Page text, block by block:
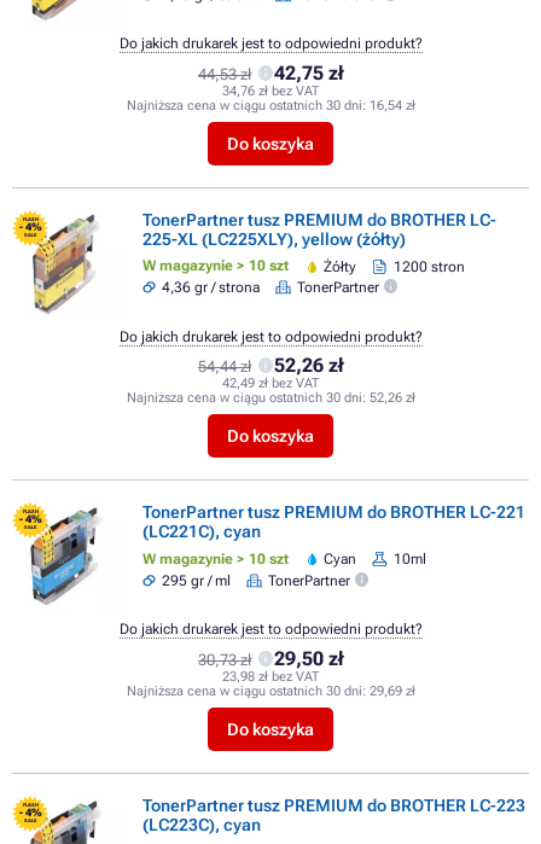
44,53 zł 42,75 zł
34,76 zł bez VAT
Najniższa cena w ciągu ostatnich 30 dni: 16,54 zł
Do koszyka
Do jakich drukarek jest to odpowiedni produkt?
FLASH
- 4%
SALE
TonerPartner tusz PREMIUM do BROTHER LC-
225-XL (LC225XLY), yellow (żółty)
W magazynie > 10 szt Żółty
1200 stron
4,36 gr / strona
TonerPartner
54,44 zł 52,26 zł
42,49 zł bez VAT
Najniższa cena w ciągu ostatnich 30 dni: 52,26 zł
Do koszyka
Do jakich drukarek jest to odpowiedni produkt?
FLASH
- 4%
SALE
TonerPartner tusz PREMIUM do BROTHER LC-221
(LC221C), cyan
W magazynie > 10 szt Cyan
10ml
295 gr / ml
TonerPartner
30,73 zł 29,50 zł
23,98 zł bez VAT
Najniższa cena w ciągu ostatnich 30 dni: 29,69 zł
Do koszyka
Do jakich drukarek jest to odpowiedni produkt?
FLASH
- 4%
SALE
TonerPartner tusz PREMIUM do BROTHER LC-223
(LC223C), cyan